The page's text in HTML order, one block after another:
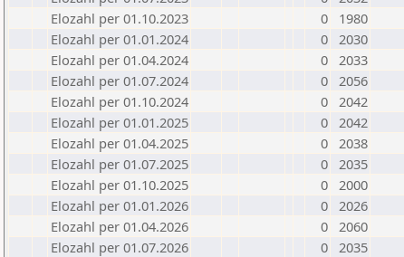
Elozahl per 01.10.2023
0
1980
Elozahl per 01.01.2024
0 2030
Elozahl per 01.04.2024
0 2033
Elozahl per 01.07.2024
0 2056
Elozahl per 01.10.2024
0 2042
Elozahl per 01.01.2025
0 2042
Elozahl per 01.04.2025
0 2038
Elozahl per 01.07.2025
0 2035
Elozahl per 01.10.2025
0 2000
Elozahl per 01.01.2026
0 2026
Elozahl per 01.04.2026
0 2060
Elozahl per 01.07.2026
0 2035